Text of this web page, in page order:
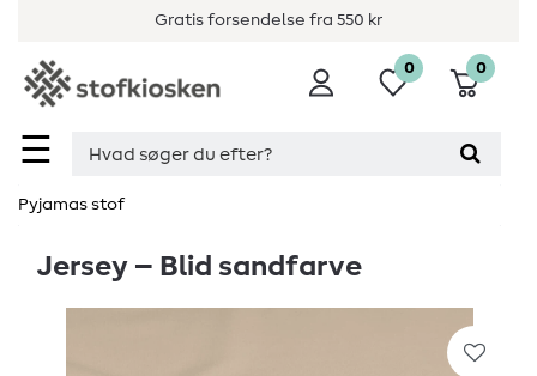
Gratis forsendelse fra 550 kr
☰
0 0
Pyjamas stof
Jersey – Blid sandfarve